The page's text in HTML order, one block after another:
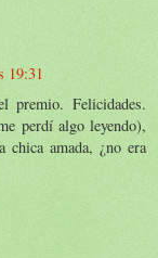
19:31
premio. Felicidades.
perdí algo leyendo),
chica amada, ¿no era